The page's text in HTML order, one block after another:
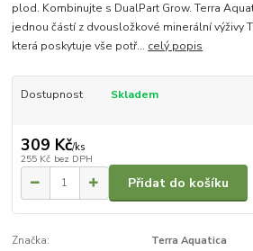
plod. Kombinujte s DualPart Grow. Terra
jednou částí z dvousložkové minerální výživy
která poskytuje vše potř... celý popis
Dostupnost Skladem
309 Kč/ks
255 Kč bez DPH
Přidat do košíku
Značka: Terra Aquatica